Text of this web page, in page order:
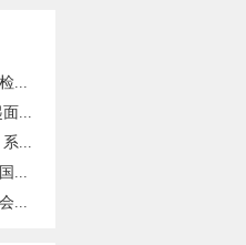
...
面...
...
...
...